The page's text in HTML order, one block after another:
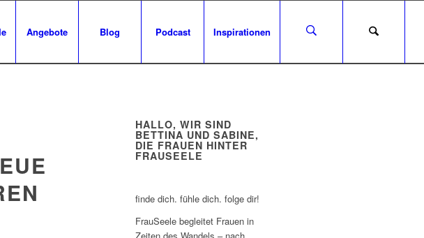
Angebote Blog Podcast Inspirationen
HALLO, WIR SIND
BETTINA UND SABINE,
DIE FRAUEN HINTER
FRAUSEELE
finde dich. fühle dich. folge dir!
FrauSeele begleitet Frauen in